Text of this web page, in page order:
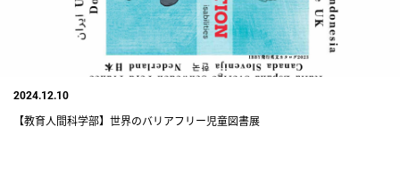
2024.12.10
【教育人間科学部】世界のバリアフリー児童図書展